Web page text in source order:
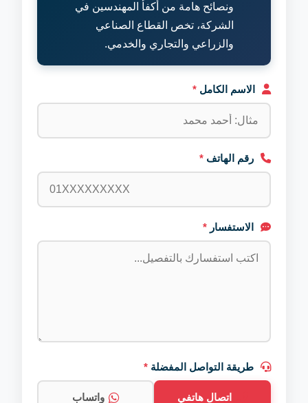
ونصائح هامة من أكفأ المهندسين في
الشركة، تخص القطاع الصناعي
والزراعي والتجاري والخدمي.
الاسم الكامل *
رقم الهاتف *
الاستفسار *
طريقة التواصل المفضلة *
اتصال هاتفي واتساب